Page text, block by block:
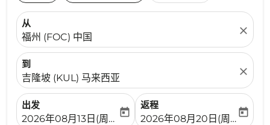
从
福州 (FOC) 中国
close
到
吉隆坡 (KUL) 马来西亚
close
出发
fc-booking-departure-date-aria-label
2026年08月13日(周四)
today
返程
fc-booking-return-date-
2026年08月20日(周四)
today